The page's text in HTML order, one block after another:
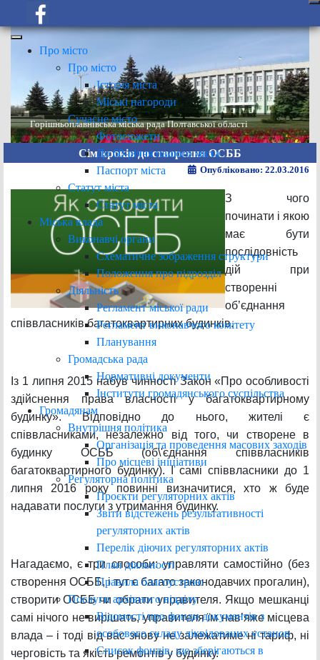
Про місто
Про місто
Історія міста
Міські нагороди
Сучасне місто
Фотосюжети
До 60-річчя нашого міста
Паспорт міста
Статут міста
Статут міста
Міська влада
Виконавчі органи
Схематичне зображення структури
Положення про підрозділ
Діяльність
Регламент міської ради
Регламент виконавчого комітету
Планування
Громадська рада
Нормативні документи
Інститути громадянського суспільства
Громадянам
Внутрішня політика
Організація та проведення масових заходів
Про місцеві ініціативи
Регуляторна політика
Проєкти регуляторних актів
Звіти відстежень результативності
регуляторних актів
Перелік діючих регуляторних актів
План діяльності
Правила благоустрою
Послуги архівного відділу
Відомості про фонди документів з
особового складу ліквідованих установ
Список фондів, що зберігаються в
Горішньоплавнівська міська рада Полтавської області
Сім кроків до створення ОСББ
Опубліковано: 22.03.2016
З чого
починати і якою
має бути
послідовність
дій при
створенні
об’єднання
співвласників багатоквартирних будинків.
Із 1 липня 2015 набув чинності Закон «Про особливості
здійснення права власності у багатоквартирному
будинку». Відповідно до нього, жителі є
співвласниками, незалежно від того, чи створене в
будинку ОСББ (об\'єднання співвласників
багатоквартирного будинку). І самі співвласники до 1
липня 2016 року повинні визначитися, хто ж буде
надавати послуги з утримання будинку.
Нагадаємо, є три способи: управляти самостійно (без
створення ОСББ, і тут є багато законодавчих прогалин),
створити ОСББ чи обрати управителя. Якщо мешканці
самі нічого не вирішать, управителя їм нав’яже місцева
влада – і тоді від вас знову не залежатиме ні тариф, ні
черговість та якість ремонтів у будинку.